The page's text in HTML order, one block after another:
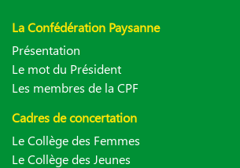
La Confédération Paysanne
Présentation
Le mot du Président
Les membres de la CPF
Cadres de concertation
Le Collège des Femmes
Le Collège des Jeunes